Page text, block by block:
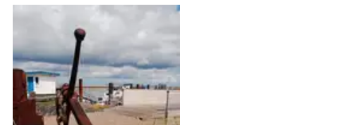
Deutschland
Plätze
Europa